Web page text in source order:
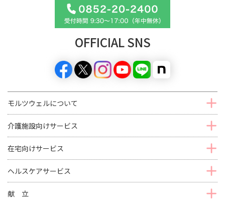
OFFICIAL SNS
モルツウェルについて
介護施設向けサービス
在宅向けサービス
ヘルスケアサービス
献 立